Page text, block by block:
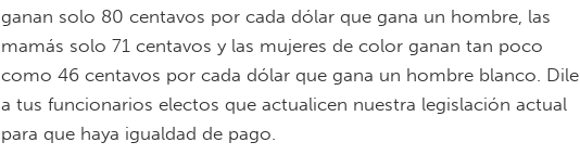
ganan solo 80 centavos por cada dólar que gana un hombre, las
mamás solo 71 centavos y las mujeres de color ganan tan poco
como 46 centavos por cada dólar que gana un hombre blanco. Dile
a tus funcionarios electos que actualicen nuestra legislación actual
para que haya igualdad de pago.